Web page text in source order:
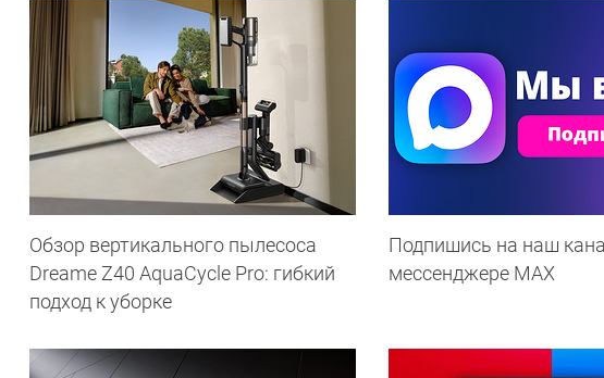
Обзор вертикального пылесоса
Dreame Z40 AquaCycle Pro: гибкий
подход к уборке
Подпишись на наш
мессенджере МАХ